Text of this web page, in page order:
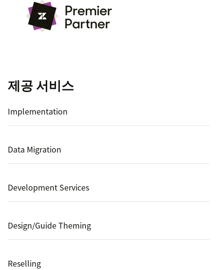
제공 서비스
Implementation
Data Migration
Development Services
Design/Guide Theming
Reselling